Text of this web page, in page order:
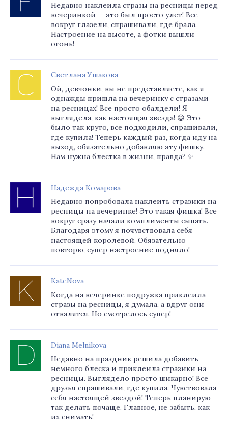
Недавно наклеила стразы на ресницы перед
вечеринкой — это был просто улет! Все
вокруг глазели, спрашивали, где брала.
Настроение на высоте, а фотки вышли
огонь!
Светлана Ушакова
Ой, девчонки, вы не представляете, как я
однажды пришла на вечеринку с стразами
на ресницах! Все просто обалдели! Я
выглядела, как настоящая звезда! 😀 Это
было так круто, все подходили, спрашивали,
где купила! Теперь каждый раз, когда иду на
выход, обязательно добавляю эту фишку.
Нам нужна блестка в жизни, правда? ✨
Надежда Комарова
Недавно попробовала наклеить стразики на
ресницы на вечеринке! Это такая фишка! Все
вокруг сразу начали комплименты сыпать.
Благодаря этому я почувствовала себя
настоящей королевой. Обязательно
повторю, супер настроение подняло!
KateNova
Когда на вечеринке подружка приклеила
стразы на ресницы, я думала, а вдруг они
отвалятся. Но смотрелось супер!
Diana Melnikova
Недавно на праздник решила добавить
немного блеска и приклеила стразики на
ресницы. Выглядело просто шикарно! Все
друзья спрашивали, где купила. Чувствовала
себя настоящей звездой! Теперь планирую
так делать почаще. Главное, не забыть, как
их снимать!